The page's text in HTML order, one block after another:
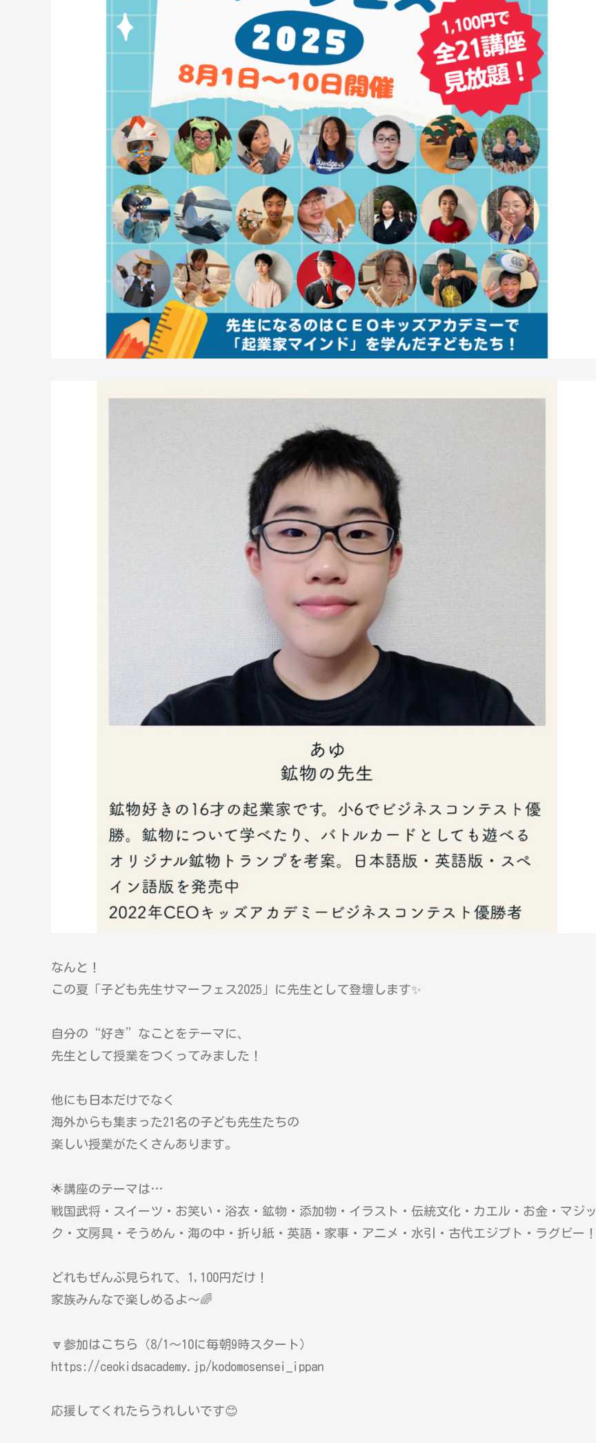
なんと！
この夏「子ども先生サマーフェス2025」に先生として登壇します✨
自分の“好き”なことをテーマに、
先生として授業をつくってみました！
他にも日本だけでなく
海外からも集まった21名の子ども先生たちの
楽しい授業がたくさんあります。
🌟講座のテーマは…
戦国武将・スイーツ・お笑い・浴衣・鉱物・添加物・イラスト・伝統文化・カエル・お金・マジッ
ク・文房具・そうめん・海の中・折り紙・英語・家事・アニメ・水引・古代エジプト・ラグビー！
どれもぜんぶ見られて、1,100円だけ！
家族みんなで楽しめるよ〜🌈
🔽参加はこちら（8/1〜10に毎朝9時スタート）
https://ceokidsacademy.jp/kodomosensei_ippan
応援してくれたらうれしいです😊